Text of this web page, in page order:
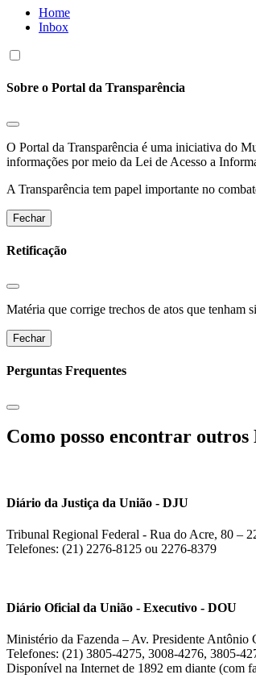
Home
Inbox
Sobre o Portal da Transparência
O Portal da Transparência é uma iniciativa do
informações por meio da Lei de Acesso a
A Transparência tem papel importante no
Fechar
Retificação
Matéria que corrige trechos de atos que tenham
Fechar
Perguntas Frequentes
Como posso encontrar
Diário da Justiça da União - DJU
Tribunal Regional Federal - Rua do Acre, 80 –
Telefones: (21) 2276-8125 ou 2276-8379
Diário Oficial da União - Executivo - DOU
Ministério da Fazenda – Av. Presidente
Telefones: (21) 3805-4275, 3008-4276, 3805-
Disponível na Internet de 1892 em diante (com